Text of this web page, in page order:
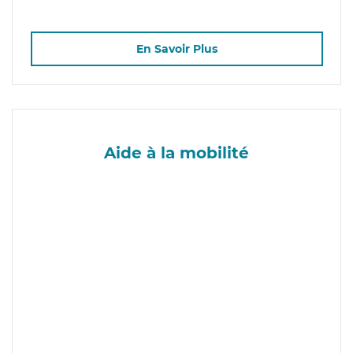
En Savoir Plus
Aide à la mobilité